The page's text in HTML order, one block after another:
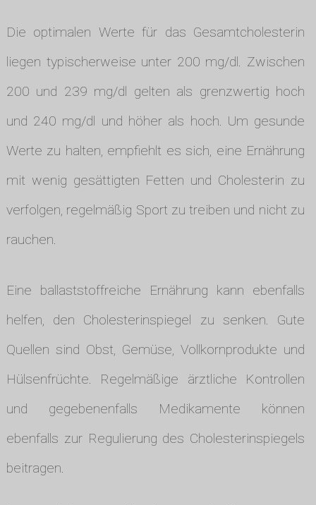
Die optimalen Werte für das Gesamtcholesterin
liegen typischerweise unter 200 mg/dl. Zwischen
200 und 239 mg/dl gelten als grenzwertig hoch
und 240 mg/dl und höher als hoch. Um gesunde
Werte zu halten, empfiehlt es sich, eine Ernährung
mit wenig gesättigten Fetten und Cholesterin zu
verfolgen, regelmäßig Sport zu treiben und nicht zu
rauchen.
Eine ballaststoffreiche Ernährung kann ebenfalls
helfen, den Cholesterinspiegel zu senken. Gute
Quellen sind Obst, Gemüse, Vollkornprodukte und
Hülsenfrüchte. Regelmäßige ärztliche Kontrollen
und gegebenenfalls Medikamente können
ebenfalls zur Regulierung des Cholesterinspiegels
beitragen.